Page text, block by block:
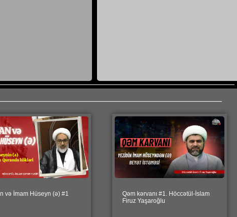
və İmam Hüseyn (ə) #1
Qəm kərvanı #1. Höccətül-İslam
Firuz Yaşaroğlu